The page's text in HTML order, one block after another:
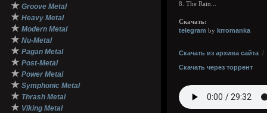
★ Groove Metal
★ Heavy Metal
★ Modern Metal
★ Nu-Metal
★ Pagan Metal
★ Post-Metal
★ Power Metal
★ Symphonic Metal
★ Thrash Metal
★ Viking Metal
8. The Rain...
Скачать:
telegram by krromanka
Скачать из архива сайта /
Скачать через торрент